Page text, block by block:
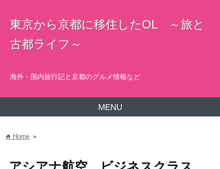
東京から京都に移住したOL ～旅と
古都ライフ～
海外・国内旅行記と京都のグルメ情報など
MENU
home Home »